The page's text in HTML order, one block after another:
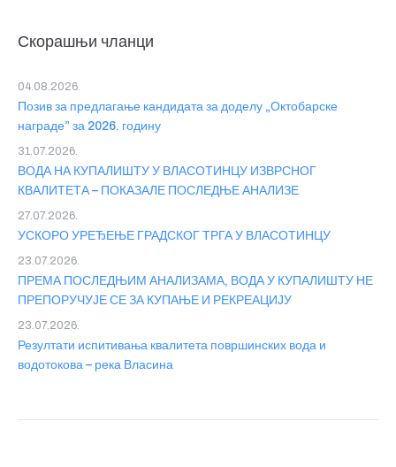
Скорашњи чланци
Позив за предлагање кандидата за доделу „Октобарске
награде” за 2026. годину
04.08.2026.
ВОДА НА КУПАЛИШТУ У ВЛАСОТИНЦУ ИЗВРСНОГ
КВАЛИТЕТА – ПОКАЗАЛЕ ПОСЛЕДЊЕ АНАЛИЗЕ
31.07.2026.
УСКОРО УРЕЂЕЊЕ ГРАДСКОГ ТРГА У ВЛАСОТИНЦУ
27.07.2026.
ПРЕМА ПОСЛЕДЊИМ АНАЛИЗАМА, ВОДА У КУПАЛИШТУ НЕ
ПРЕПОРУЧУЈЕ СЕ ЗА КУПАЊЕ И РЕКРЕАЦИЈУ
23.07.2026.
Резултати испитивања квалитета површинских вода и
водотокова – река Власина
23.07.2026.